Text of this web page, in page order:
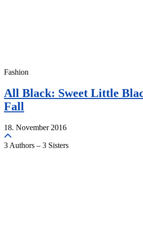
Fashion
All Black: Sweet Little
Fall
18. November 2016
3 Authors – 3 Sisters